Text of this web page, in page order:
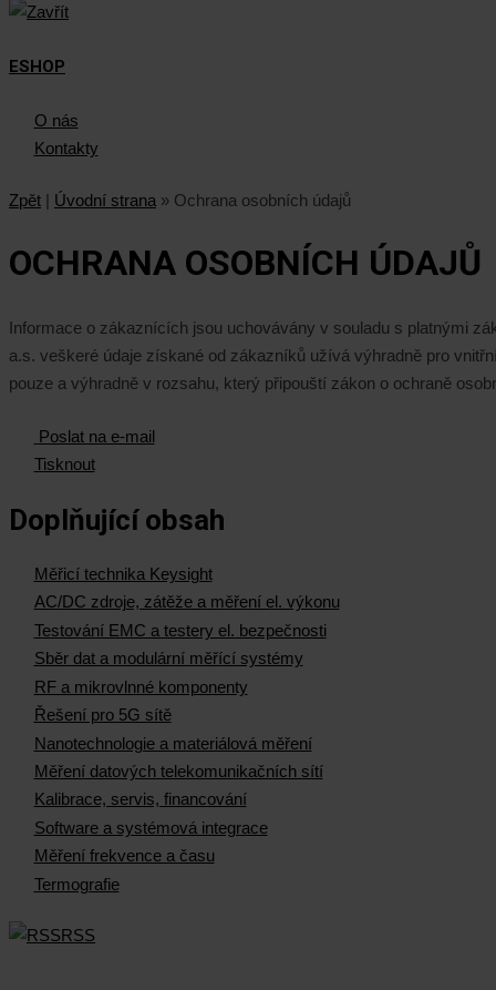
ESHOP
O nás
Kontakty
Zpět | Úvodní strana » Ochrana osobních údajů
OCHRANA OSOBNÍCH ÚDAJŮ
Informace o zákaznících jsou uchovávány v souladu s platnými
a.s. veškeré údaje získané od zákazníků užívá výhradně pro
pouze a výhradně v rozsahu, který připouští zákon o ochraně
Poslat na e-mail
Tisknout
Doplňující obsah
Měřicí technika Keysight
AC/DC zdroje, zátěže a měření el. výkonu
Testování EMC a testery el. bezpečnosti
Sběr dat a modulární měřící systémy
RF a mikrovlnné komponenty
Řešení pro 5G sítě
Nanotechnologie a materiálová měření
Měření datových telekomunikačních sítí
Kalibrace, servis, financování
Software a systémová integrace
Měření frekvence a času
Termografie
RSS